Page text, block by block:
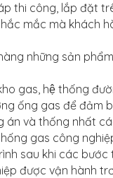
thi công, lắp đặt
mắc mà khách
những sản
gas, hệ thống
ống gas để đảm
án và thống nhất
gas công
sau khi các
được vận hành